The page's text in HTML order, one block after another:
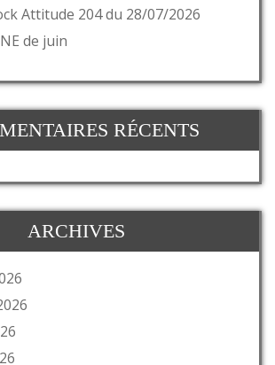
Attitude 204 du 28/07/2026
de juin
RÉCENTS
ARCHIVES